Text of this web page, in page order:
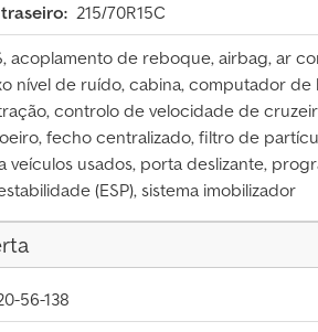
215/70R15C
acoplamento de reboque, airbag, ar
nível de ruído, cabina, computador
controlo de velocidade de
fecho centralizado, filtro de
veículos usados, porta deslizante,
(ESP), sistema imobilizador
56-138